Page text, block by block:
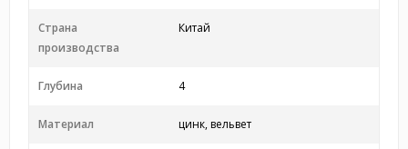
Страна
производства
Китай
Глубина 4
Материал цинк, вельвет